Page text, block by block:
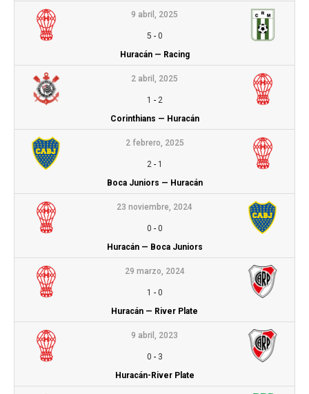
9 abril, 2025
5 - 0
Huracán — Racing
2 abril, 2025
1 - 2
Corinthians — Huracán
2 febrero, 2025
2- 1
Boca Juniors — Huracán
23 noviembre, 2024
0 - 0
Huracán — Boca Juniors
29 marzo, 2024
1 - 0
Huracán — River Plate
9 abril, 2023
0 - 3
Huracán-River Plate